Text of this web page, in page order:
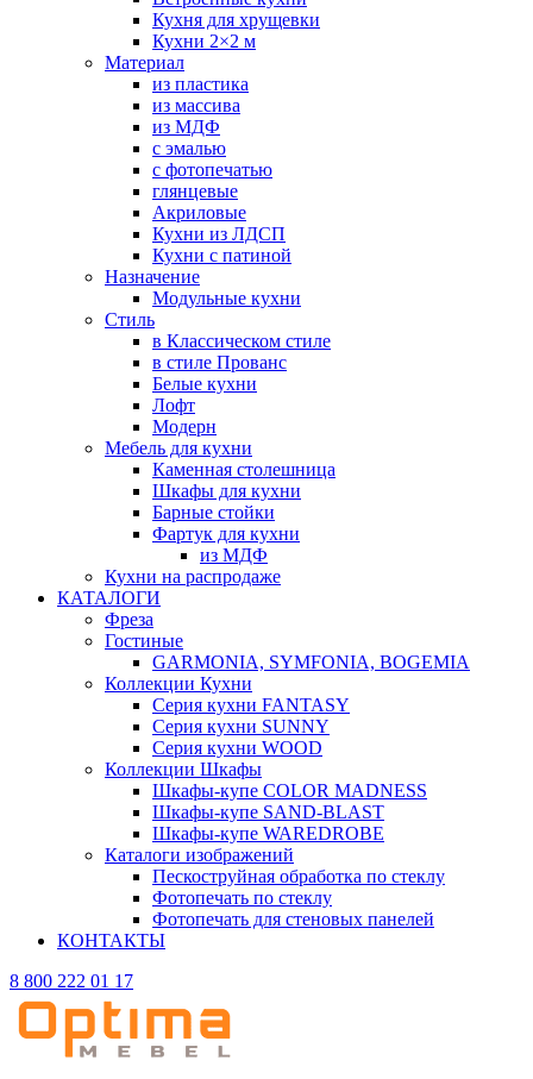
Кухня для хрущевки
Кухни 2×2 м
Материал
из пластика
из массива
из МДФ
с эмалью
с фотопечатью
глянцевые
Акриловые
Кухни из ЛДСП
Кухни с патиной
Назначение
Модульные кухни
Стиль
в Классическом стиле
в стиле Прованс
Белые кухни
Лофт
Модерн
Мебель для кухни
Каменная столешница
Шкафы для кухни
Барные стойки
Фартук для кухни
из МДФ
Кухни на распродаже
КАТАЛОГИ
Фреза
Гостиные
GARMONIA, SYMFONIA, BOGEMIA
Коллекции Кухни
Серия кухни FANTASY
Серия кухни SUNNY
Серия кухни WOOD
Коллекции Шкафы
Шкафы-купе COLOR MADNESS
Шкафы-купе SAND-BLAST
Шкафы-купе WAREDROBE
Каталоги изображений
Пескоструйная обработка по стеклу
Фотопечать по стеклу
Фотопечать для стеновых панелей
КОНТАКТЫ
8 800 222 01 17